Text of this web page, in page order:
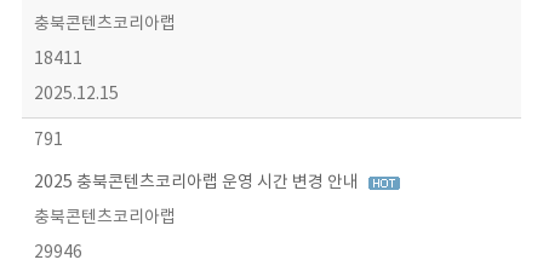
충북콘텐츠코리아랩
18411
2025.12.15
791
2025 충북콘텐츠코리아랩 운영 시간 변경 안내
충북콘텐츠코리아랩
29946